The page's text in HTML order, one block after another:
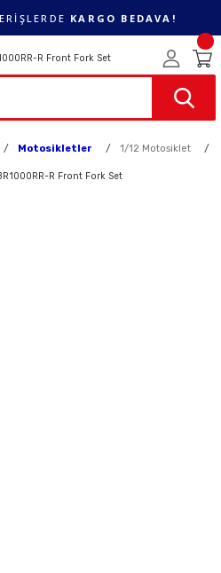
KARGO BEDAVA!
Motosikletler 1/12 Motosiklet